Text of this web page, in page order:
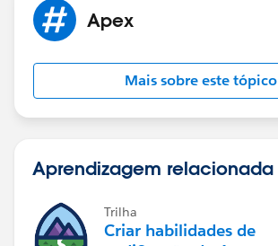
System.debug(str);
caseList=Database.query(str);
return caseList;
Apex
Mais sobre este tópico
Aprendizagem relacionada
Trilha
Criar habilidades de